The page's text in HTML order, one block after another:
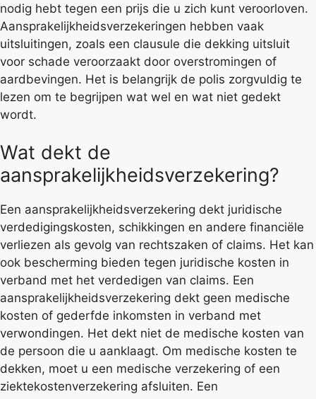
nodig hebt tegen een prijs die u zich kunt veroorloven.
Aansprakelijkheidsverzekeringen hebben vaak
uitsluitingen, zoals een clausule die dekking uitsluit
voor schade veroorzaakt door overstromingen of
aardbevingen. Het is belangrijk de polis zorgvuldig te
lezen om te begrijpen wat wel en wat niet gedekt
wordt.
Wat dekt de
aansprakelijkheidsverzekering?
Een aansprakelijkheidsverzekering dekt juridische
verdedigingskosten, schikkingen en andere financiële
verliezen als gevolg van rechtszaken of claims. Het kan
ook bescherming bieden tegen juridische kosten in
verband met het verdedigen van claims. Een
aansprakelijkheidsverzekering dekt geen medische
kosten of gederfde inkomsten in verband met
verwondingen. Het dekt niet de medische kosten van
de persoon die u aanklaagt. Om medische kosten te
dekken, moet u een medische verzekering of een
ziektekostenverzekering afsluiten. Een